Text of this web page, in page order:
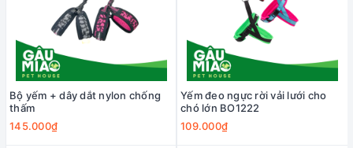
Bộ yếm + dây dắt nylon chống
thấm
145.000₫
Yếm đeo ngực rời vải lưới cho
chó lớn BO1222
109.000₫